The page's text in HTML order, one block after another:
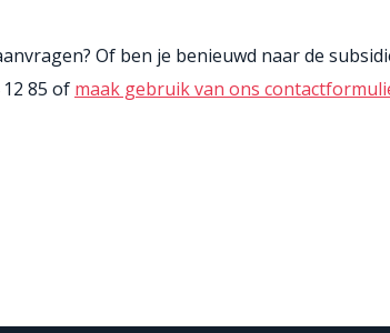
Of ben je benieuwd naar de
85 of maak gebruik van ons